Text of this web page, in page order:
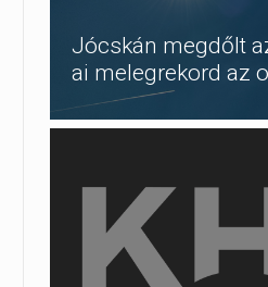
Jócskán megdőlt
ai melegrekord az